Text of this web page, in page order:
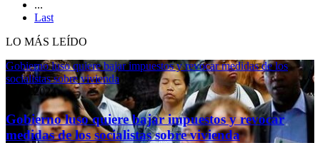
...
Last
LO MÁS LEÍDO
Gobierno luso quiere bajar impuestos y revocar medidas de los
socialistas sobre vivienda
11.04.2024
Gobierno luso quiere bajar impuestos y revocar
medidas de los socialistas sobre vivienda